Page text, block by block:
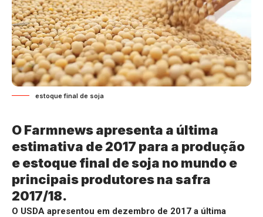
estoque final de soja
O Farmnews apresenta a última
estimativa de 2017 para a produção
e estoque final de soja no mundo e
principais produtores na safra
2017/18.
O USDA apresentou em dezembro de 2017 a última